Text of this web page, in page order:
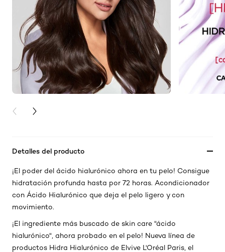
PREVIOUS CARD
NEXT CARD
Detalles del producto
¡El poder del ácido hialurónico ahora en tu pelo! Consigue
hidratación profunda hasta por 72 horas. Acondicionador
con Ácido Hialurónico que deja el pelo ligero y con
movimiento.
¡El ingrediente más buscado de skin care "ácido
hialurónico", ahora probado en el pelo! Nueva línea de
productos Hidra Hialurónico de Elvive L'Oréal Paris, el